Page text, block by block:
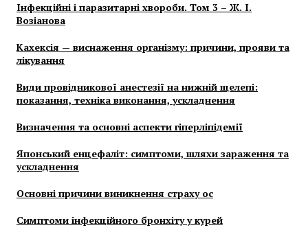
Інфекційні і паразитарні хвороби. Том 3 – Ж. І.
Возіанова
Кахексія — виснаження організму: причини, прояви та
лікування
Види провідникової анестезії на нижній щелепі:
показання, техніка виконання, ускладнення
Визначення та основні аспекти гіперліпідемії
Японський енцефаліт: симптоми, шляхи зараження та
ускладнення
Основні причини виникнення страху ос
Симптоми інфекційного бронхіту у курей